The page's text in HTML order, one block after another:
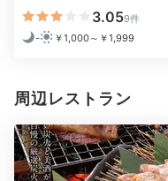
3.059件
-
￥1,000～￥1,999
周辺レストラン